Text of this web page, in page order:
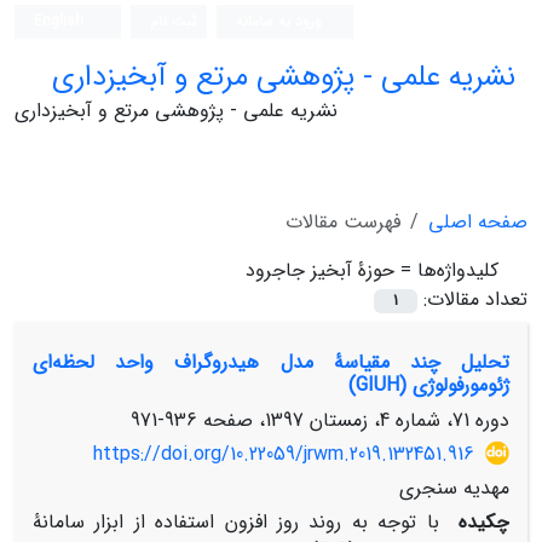
نشریه علمی - پژوهشی مرتع و آبخیزداری
نشریه علمی - پژوهشی مرتع و آبخیزداری
صفحه اصلی
فهرست مقالات
کلیدواژه‌ها = حوزۀ آبخیز جاجرود
تعداد مقالات:
1
تحلیل چند مقیاسۀ مدل هیدروگراف واحد لحظه‌ای
ژئومورفولوژی (GIUH)
دوره 71، شماره 4، زمستان 1397، صفحه
936-971
https://doi.org/10.22059/jrwm.2019.132451.916
مهدیه سنجری
چکیده
با توجه به روند روز افزون استفاده از ابزار سامانۀ